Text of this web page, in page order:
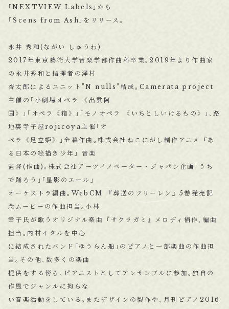
｢NEXTVIEW Labels｣から
｢Scens from Ash｣をリリース｡
永井 秀和(ながい しゅうわ)
2017年東京藝術大学音楽学部作曲科卒業｡2019年より作曲家
の永井秀和と指揮者の澤村
杏太郎によるユニット”N nulls”結成｡Camerata project
主催の｢小劇場オペラ 《出雲阿
国》｣｢オペラ《箱》｣｢モノオペラ 《いちとしいけるもの》｣､路
地裏寺子屋rojicoya主催｢オ
ペラ《足立姫》｣全幕作曲｡株式会社ねこにがし制作アニメ『あ
る日本の絵描き少年』音楽
監督(作曲)｡株式会社アーツイノベーター・ジャパン企画｢うち
で踊ろう｣｢星影のエール｣
オーケストラ編曲｡WebCM 『葬送のフリーレン』5巻発売記
念ムービーの作曲担当｡小林
幸子氏が歌うオリジナル楽曲『サクラガミ』メロディ補作､編曲
担当｡内村イタルを中心
に結成されたバンド｢ゆうらん船｣のピアノと一部楽曲の作曲担
当｡その他､数多くの楽曲
提供をする傍ら､ピアニストとしてアンサンブルに参加｡独自の
作風でジャンルに拘らな
い音楽活動をしている｡またデザインの製作や､月刊ピアノ2016